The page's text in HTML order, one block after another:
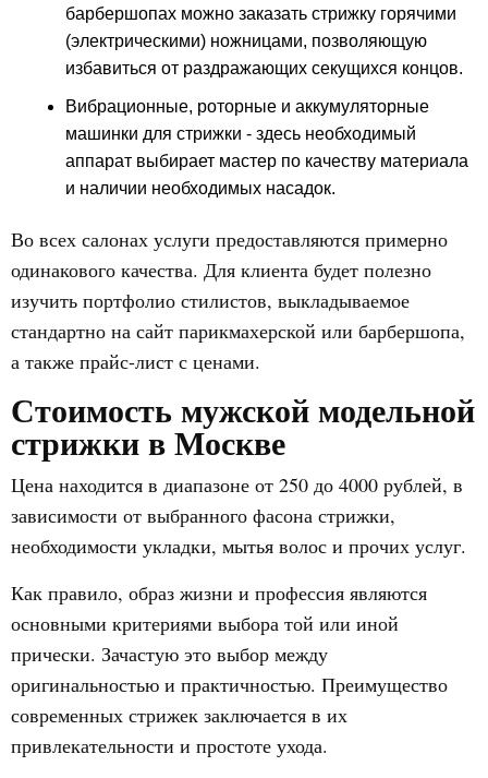
барбершопах можно заказать стрижку горячими
(электрическими) ножницами, позволяющую
избавиться от раздражающих секущихся концов.
Вибрационные, роторные и аккумуляторные
машинки для стрижки - здесь необходимый
аппарат выбирает мастер по качеству материала
и наличии необходимых насадок.
Во всех салонах услуги предоставляются примерно
одинакового качества. Для клиента будет полезно
изучить портфолио стилистов, выкладываемое
стандартно на сайт парикмахерской или барбершопа,
а также прайс-лист с ценами.
Стоимость мужской модельной
стрижки в Москве
Цена находится в диапазоне от 250 до 4000 рублей, в
зависимости от выбранного фасона стрижки,
необходимости укладки, мытья волос и прочих услуг.
Как правило, образ жизни и профессия являются
основными критериями выбора той или иной
прически. Зачастую это выбор между
оригинальностью и практичностью. Преимущество
современных стрижек заключается в их
привлекательности и простоте ухода.